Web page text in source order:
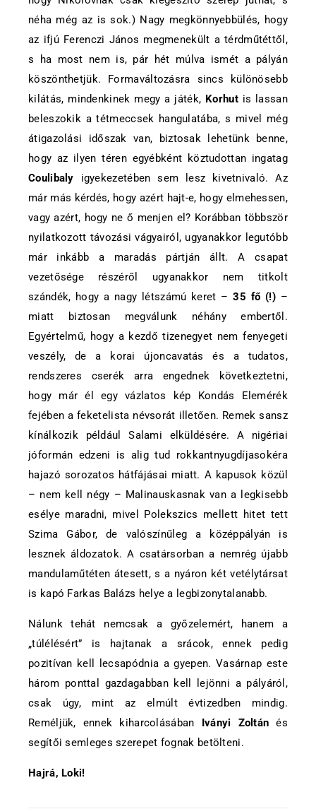
néha még az is sok.) Nagy megkönnyebbülés, hogy
az ifjú Ferenczi János megmenekült a térdműtéttől,
s ha most nem is, pár hét múlva ismét a pályán
köszönthetjük. Formaváltozásra sincs különösebb
kilátás, mindenkinek megy a játék, Korhut is lassan
beleszokik a tétmeccsek hangulatába, s mivel még
átigazolási időszak van, biztosak lehetünk benne,
hogy az ilyen téren egyébként köztudottan ingatag
Coulibaly igyekezetében sem lesz kivetnivaló. Az
már más kérdés, hogy azért hajt-e, hogy elmehessen,
vagy azért, hogy ne ő menjen el? Korábban többször
nyilatkozott távozási vágyairól, ugyanakkor legutóbb
már inkább a maradás pártján állt. A csapat
vezetősége részéről ugyanakkor nem titkolt
szándék, hogy a nagy létszámú keret –35 fő (!)–
miatt biztosan megválunk néhány embertől.
Egyértelmű, hogy a kezdő tizenegyet nem fenyegeti
veszély, de a korai újoncavatás és a tudatos,
rendszeres cserék arra engednek következtetni,
hogy már él egy vázlatos kép Kondás Elemérék
fejében a feketelista névsorát illetően. Remek sansz
kínálkozik például Salami elküldésére. A nigériai
jóformán edzeni is alig tud rokkantnyugdíjasokéra
hajazó sorozatos hátfájásai miatt. A kapusok közül
– nem kell négy – Malinauskasnak van a legkisebb
esélye maradni, mivel Polekszics mellett hitet tett
Szima Gábor, de valószínűleg a középpályán is
lesznek áldozatok. A csatársorban a nemrég újabb
mandulaműtéten átesett, s a nyáron két vetélytársat
is kapó Farkas Balázs helye a legbizonytalanabb.
Nálunk tehát nemcsak a győzelemért, hanem a
„túlélésért” is hajtanak a srácok, ennek pedig
pozitívan kell lecsapódnia a gyepen. Vasárnap este
három ponttal gazdagabban kell lejönni a pályáról,
csak úgy, mint az elmúlt évtizedben mindig.
Reméljük, ennek kiharcolásában Iványi Zoltán és
segítői semleges szerepet fognak betölteni.
Hajrá, Loki!